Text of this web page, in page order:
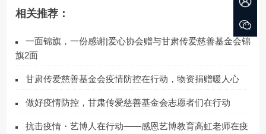
相关推荐：
一面锦旗，一份感谢|爱心协会赠与甘肃传爱慈善基金会锦
旗2面
甘肃传爱慈善基金会疫情防控在行动，物资捐赠暖人心
做好疫情防控，甘肃传爱慈善基金会志愿者们在行动
抗击疫情・艺博人在行动――感恩艺博教育高虹老师在疫